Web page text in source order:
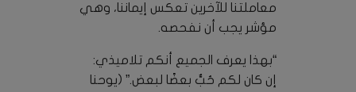
معاملتنا للآخرين تعكس إيماننا، وهي
مؤشر يجب أن نفحصه.
“بهذا يعرف الجميع أنكم تلاميذي:
إن كان لكم حُبٌّ بعضًا لبعض.” (يوحنا